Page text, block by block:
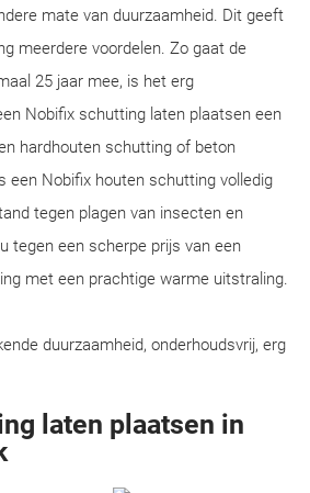
mate van duurzaamheid. Dit geeft
meerdere voordelen. Zo gaat de
25 jaar mee, is het erg
Nobifix schutting laten plaatsen een
hardhouten schutting of beton
een Nobifix houten schutting volledig
tegen plagen van insecten en
tegen een scherpe prijs van een
met een prachtige warme uitstraling.
duurzaamheid, onderhoudsvrij, erg
laten plaatsen in